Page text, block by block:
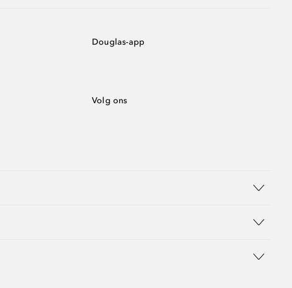
Douglas-app
Volg ons